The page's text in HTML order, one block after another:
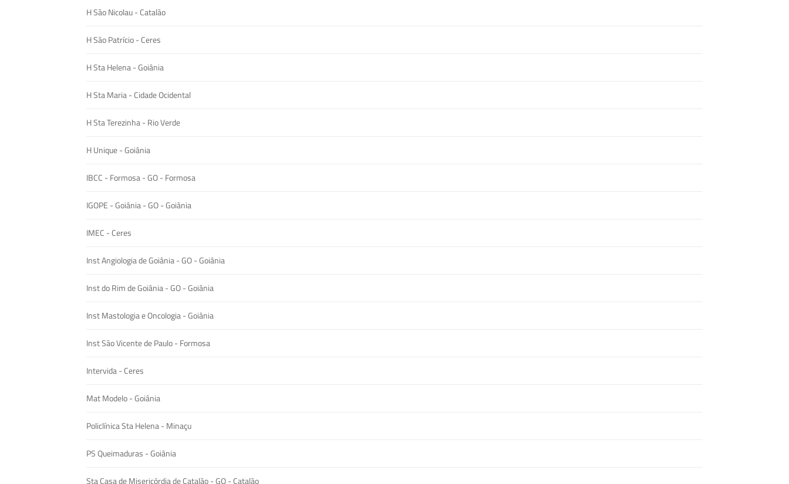
H São Nicolau - Catalão
H São Patrício - Ceres
H Sta Helena - Goiânia
H Sta Maria - Cidade Ocidental
H Sta Terezinha - Rio Verde
H Unique - Goiânia
IBCC - Formosa - GO - Formosa
IGOPE - Goiânia - GO - Goiânia
IMEC - Ceres
Inst Angiologia de Goiânia - GO - Goiânia
Inst do Rim de Goiânia - GO - Goiânia
Inst Mastologia e Oncologia - Goiânia
Inst São Vicente de Paulo - Formosa
Intervida - Ceres
Mat Modelo - Goiânia
Policlínica Sta Helena - Minaçu
PS Queimaduras - Goiânia
Sta Casa de Misericórdia de Catalão - GO - Catalão